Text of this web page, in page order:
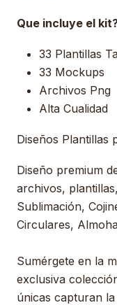
Que incluye el
33 Plantillas
33 Mockups
Archivos Png
Alta Cualidad
Diseños Plantillas
Diseño premium
archivos,
Sublimación,
Circulares,
Sumérgete en la
exclusiva
únicas capturan